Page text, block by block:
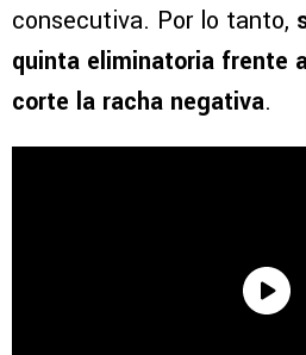
consecutiva. Por lo tanto,
quinta eliminatoria frente
corte la racha negativa.